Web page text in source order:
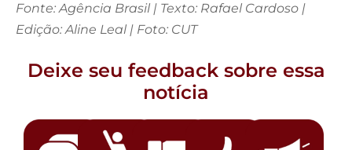
Fonte: Agência Brasil | Texto: Rafael Cardoso |
Edição: Aline Leal | Foto: CUT
Deixe seu feedback sobre essa
notícia